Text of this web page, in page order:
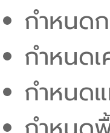
กำหนด
กำหนด
กำหนด